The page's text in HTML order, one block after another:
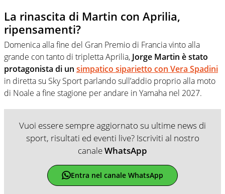
La rinascita di Martin con Aprilia,
ripensamenti?
Domenica alla fine del Gran Premio di Francia vinto alla
grande con tanto di tripletta Aprilia, Jorge Martin è stato
protagonista di un simpatico siparietto con Vera Spadini
in diretta su Sky Sport parlando sull’addio proprio alla moto
di Noale a fine stagione per andare in Yamaha nel 2027.
Vuoi essere sempre aggiornato su ultime news di
sport, risultati ed eventi live? Iscriviti al nostro
canaleWhatsApp
Entra nel canale WhatsApp